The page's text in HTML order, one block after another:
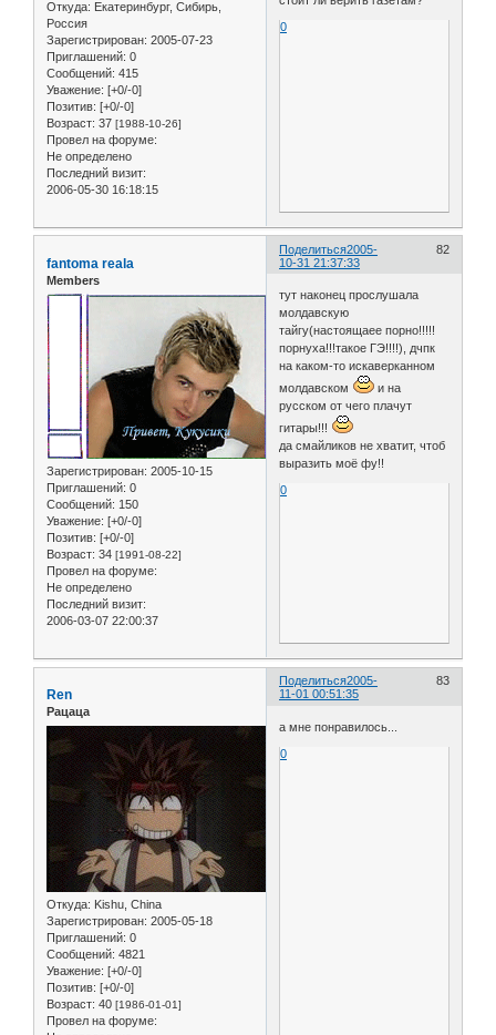
Откуда: Екатеринбург, Сибирь,
Россия
Зарегистрирован: 2005-07-23
Приглашений: 0
Сообщений: 415
Уважение: [+0/-0]
Позитив: [+0/-0]
Возраст: 37 [1988-10-26]
Провел на форуме:
Не определено
Последний визит:
2006-05-30 16:18:15
0
Поделиться 82
2005-
10-31 21:37:33
fantoma reala
Members
Зарегистрирован: 2005-10-15
Приглашений: 0
Сообщений: 150
Уважение: [+0/-0]
Позитив: [+0/-0]
Возраст: 34 [1991-08-22]
Провел на форуме:
Не определено
Последний визит:
2006-03-07 22:00:37
тут наконец прослушала
молдавскую
тайгу(настоящаее порно!!!!!
порнуха!!!такое ГЭ!!!!), дчпк
на каком-то искаверканном
молдавском
и на
русском от чего плачут
гитары!!!
да смайликов не хватит, чтоб
выразить моё фу!!
0
Поделиться 83
2005-
11-01 00:51:35
Ren
Рацаца
Откуда: Kishu, China
Зарегистрирован: 2005-05-18
Приглашений: 0
Сообщений: 4821
Уважение: [+0/-0]
Позитив: [+0/-0]
Возраст: 40 [1986-01-01]
Провел на форуме:
а мне понравилось...
0